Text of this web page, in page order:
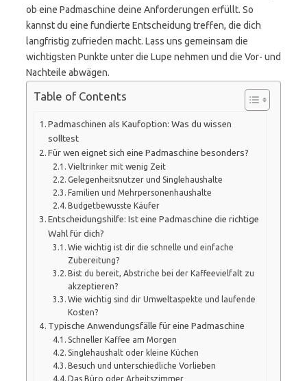
ob eine Padmaschine deine Anforderungen erfüllt. So
kannst du eine fundierte Entscheidung treffen, die dich
langfristig zufrieden macht. Lass uns gemeinsam die
wichtigsten Punkte unter die Lupe nehmen und die Vor- und
Nachteile abwägen.
Table of Contents
Padmaschinen als Kaufoption: Was du wissen
solltest
Für wen eignet sich eine Padmaschine besonders?
Vieltrinker mit wenig Zeit
Gelegenheitsnutzer und Singlehaushalte
Familien und Mehrpersonenhaushalte
Budgetbewusste Käufer
Entscheidungshilfe: Ist eine Padmaschine die richtige
Wahl für dich?
Wie wichtig ist dir die schnelle und einfache
Zubereitung?
Bist du bereit, Abstriche bei der Kaffeevielfalt zu
akzeptieren?
Wie wichtig sind dir Umweltaspekte und laufende
Kosten?
Typische Anwendungsfälle für eine Padmaschine
Schneller Kaffee am Morgen
Singlehaushalt oder kleine Küchen
Besuch und unterschiedliche Vorlieben
Das Büro oder Arbeitszimmer